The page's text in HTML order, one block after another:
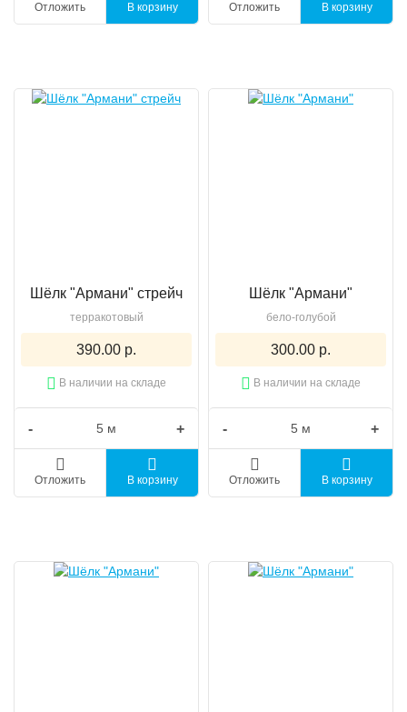
Отложить В корзину Отложить В корзину
Шёлк "Армани" стрейч
терракотовый
390.00 р.
В наличии на складе
- +
Отложить В корзину
Шёлк "Армани"
бело-голубой
300.00 р.
В наличии на складе
- +
Отложить В корзину